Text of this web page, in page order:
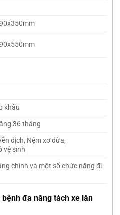
khẩu
36 tháng
dịch, Nệm xơ dừa,
vệ sinh
chính và một số chức năng đi
bệnh đa năng tách xe lăn